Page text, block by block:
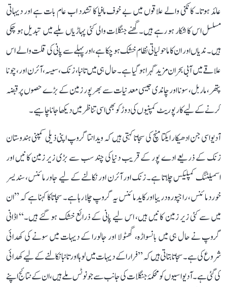
عائد ہوتا۔ کانکنی والے علاقوں میں بے خوف مافیا کا تشدد اب عام بات ہے اور دیہاتی
مسلسل اس کا شکار ہو رہے ہیں۔ گھنے جنگلات والی کئی پہاڑیاں ملبے میں تبدیل ہو چکی
ہیں۔ ندیاں اور ان کا ماحولیاتی نظام خشک ہو چکا ہے، اور پہلے سے پانی کی قلت والے اس
علاقے میں آبی بحران مزید گہرا ہو گیا ہے۔ حال ہی میں تانبا، زنک، سیسہ، آئرن اور، چونا
پتھر، ماربل، سونا اور چاندی جیسی معدنیات سے بھرپور زمین کے بڑے حصوں پر قبضہ
کرنے کے لیے کارپوریٹ کمپنیوں کی دوڑ کو بھی اسی تناظر میں دیکھا جانا چاہیے۔
آدیواسی جن ادھیکار ایکتا منچ کی سجاتا کہتی ہیں کہ ویدانتا گروپ اپنی ذیلی کمپنی ہندوستان
زنک کے ذریعے ادے پور کے قریب دنیا کی چند سب سے بڑی زیر زمین کانیں اور
اسمیلٹنگ کمپلیکس چلاتا ہے۔ زنک اور آئرن اور نکالنے کے لیے جاور مائنس، سندیسر
خورد مائنس، راجپورہ دریبا اور کاید مائنس یہ گروپ چلا رہا ہے۔ سجاتا کا کہنا ہے کہ ’’ان
میں سے کئی زیر زمین کانیں ہیں، اس لیے پانی کے ذرائع خشک ہو گئے ہیں۔‘‘ اڈانی
گروپ نے حال ہی میں بانسواڑہ، گھٹولا اور جالورا کے دیہات میں سونے کی کھدائی
شروع کی ہے۔ سجاتا بتاتی ہیں کہ ’’فرارا کے دیہات میں لوہا اور تانبا نکالنے کے لیے کھدائی
کی گئی ہے۔ آدیواسیوں کو محکمۂ جنگلات کی جانب سے جو نوٹس ملے ہیں، ان کے نتائج اپنے